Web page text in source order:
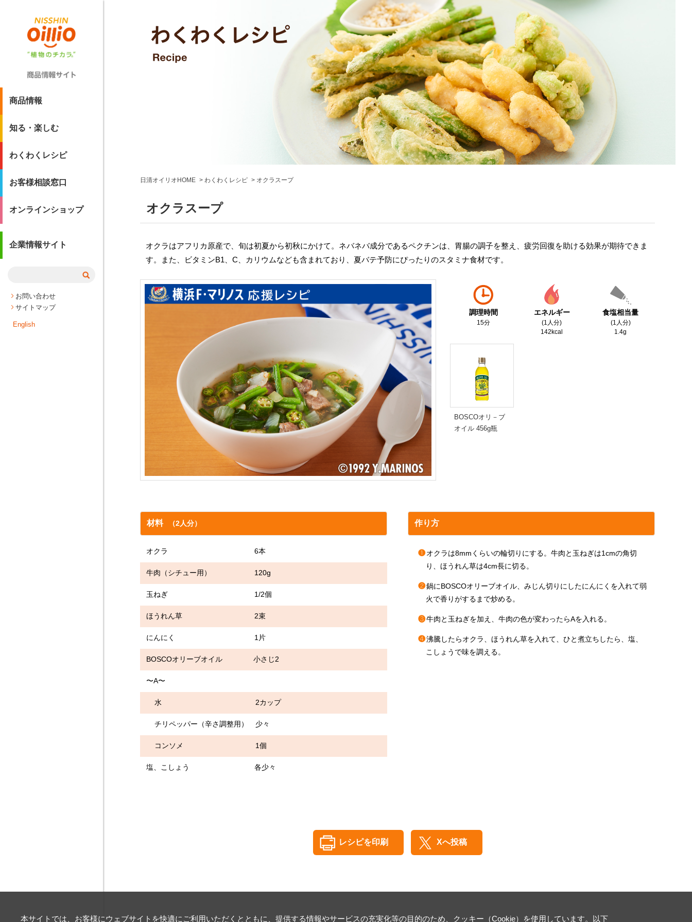
商品情報
知る・楽しむ
わくわくレシピ
お客様相談窓口
オンラインショップ
企業情報サイト
お問い合わせ
サイトマップ
English
日清オイリオHOME わくわくレシピ オクラスープ
オクラスープ
オクラはアフリカ原産で、旬は初夏から初秋にかけて。ネバネバ成分であるペクチンは、胃腸の調⼦を整え、疲労回復を助ける効果が期待できま
す。また、ビタミンB1、C、カリウムなども含まれており、夏バテ予防にぴったりのスタミナ⾷材です。
調理時間
15分
エネルギー
(1人分)
142kcal
食塩相当量
(1人分)
1.4g
BOSCOオリ－ブ
オイル 456g瓶
材料 （2人分）
オクラ 6本
牛肉（シチュー用） 120g
玉ねぎ 1/2個
ほうれん草 2束
にんにく 1片
BOSCOオリーブオイル 小さじ2
〜A〜
水 2カップ
チリペッパー（辛さ調整用） 少々
コンソメ 1個
塩、こしょう 各少々
作り方
❶ オクラは8mmくらいの輪切りにする。牛肉と玉ねぎは1cmの角切
り、ほうれん草は4cm長に切る。
❷鍋にBOSCOオリーブオイル、みじん切りにしたにんにくを入れて弱
火で香りがするまで炒める。
❸牛肉と玉ねぎを加え、牛肉の色が変わったらAを入れる。
❹沸騰したらオクラ、ほうれん草を入れて、ひと煮立ちしたら、塩、
こしょうで味を調える。
レシピを印刷 Xへ投稿
本サイトでは、お客様にウェブサイトを快適にご利用いただくとともに、提供する情報やサービスの充実化等の目的のため、クッキー（Cookie）を使用しています。以下